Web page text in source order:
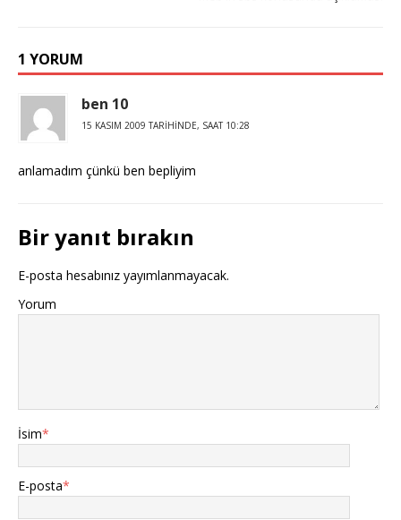
1 YORUM
ben 10
15 KASIM 2009 TARIHINDE, SAAT 10:28
anlamadım çünkü ben bepliyim
Bir yanıt bırakın
E-posta hesabınız yayımlanmayacak.
Yorum
İsim*
E-posta*